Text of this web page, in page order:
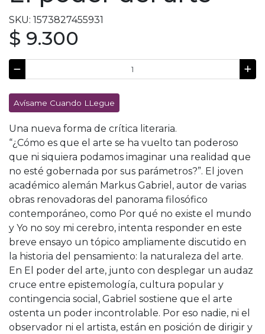
SKU: 1573827455931
$ 9.300
Avísame Cuando LLegue
Una nueva forma de crítica literaria.
“¿Cómo es que el arte se ha vuelto tan poderoso
que ni siquiera podamos imaginar una realidad que
no esté gobernada por sus parámetros?”. El joven
académico alemán Markus Gabriel, autor de varias
obras renovadoras del panorama filosófico
contemporáneo, como Por qué no existe el mundo
y Yo no soy mi cerebro, intenta responder en este
breve ensayo un tópico ampliamente discutido en
la historia del pensamiento: la naturaleza del arte.
En El poder del arte, junto con desplegar un audaz
cruce entre epistemología, cultura popular y
contingencia social, Gabriel sostiene que el arte
ostenta un poder incontrolable. Por eso nadie, ni el
observador ni el artista, están en posición de dirigir y